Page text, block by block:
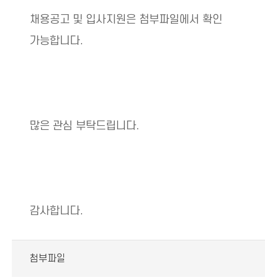
채용공고 및 입사지원은 첨부파일에서 확인
가능합니다.
많은 관심 부탁드립니다.
감사합니다.
첨부파일